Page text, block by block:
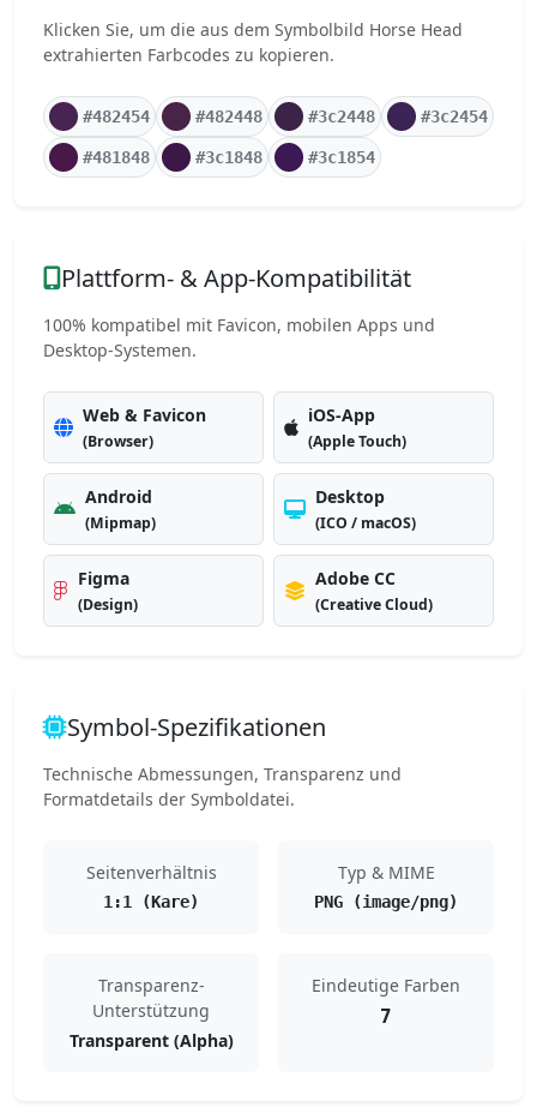
Klicken Sie, um die aus dem Symbolbild Horse Head
extrahierten Farbcodes zu kopieren.
#482454 #482448 #3c2448 #3c2454
#481848 #3c1848 #3c1854
Plattform- & App-Kompatibilität
100% kompatibel mit Favicon, mobilen Apps und
Desktop-Systemen.
Web & Favicon
(Browser)
iOS-App
(Apple Touch)
Android
(Mipmap)
Desktop
(ICO / macOS)
Figma
(Design)
Adobe CC
(Creative Cloud)
Symbol-Spezifikationen
Technische Abmessungen, Transparenz und
Formatdetails der Symboldatei.
Seitenverhältnis
1:1 (Kare)
Typ & MIME
PNG (image/png)
Transparenz-
Unterstützung
Transparent (Alpha)
Eindeutige Farben
7